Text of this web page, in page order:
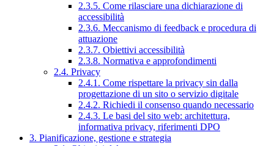
2.3.5. Come rilasciare una dichiarazione di
accessibilità
2.3.6. Meccanismo di feedback e procedura di
attuazione
2.3.7. Obiettivi accessibilità
2.3.8. Normativa e approfondimenti
2.4. Privacy
2.4.1. Come rispettare la privacy sin dalla
progettazione di un sito o servizio digitale
2.4.2. Richiedi il consenso quando necessario
2.4.3. Le basi del sito web: architettura,
informativa privacy, riferimenti DPO
3. Pianificazione, gestione e strategia